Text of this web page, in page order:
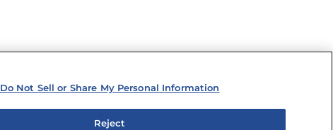
Do Not Sell or Share My Personal Information
Reject